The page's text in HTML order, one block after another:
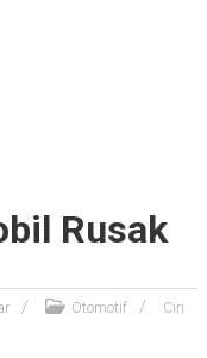
Rusak
Otomotif Ciri